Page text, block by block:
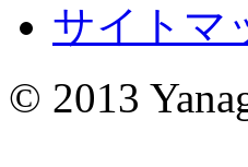
サイトマ
© 2013